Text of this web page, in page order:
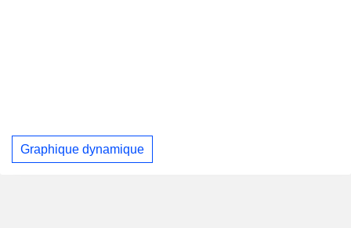
Graphique dynamique